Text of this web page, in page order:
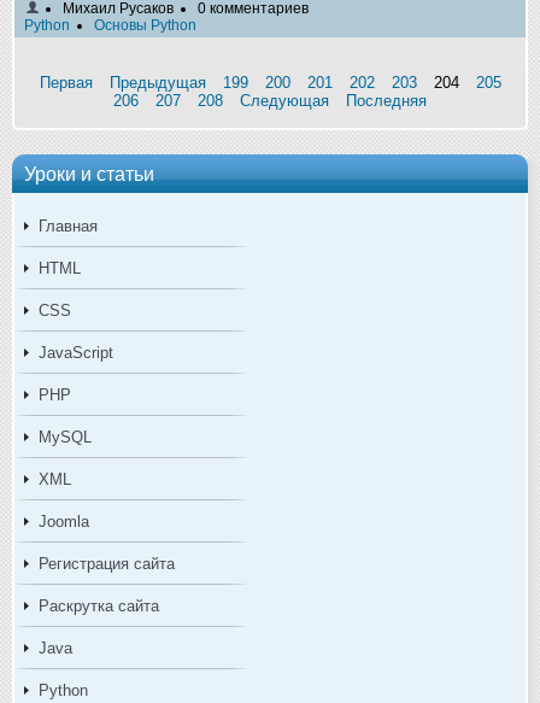
Уроки и статьи
Главная
HTML
CSS
JavaScript
PHP
MySQL
XML
Joomla
Регистрация сайта
Раскрутка сайта
Java
Python
Михаил Русаков
0 комментариев
Python
Основы Python
Первая Предыдущая 199 200 201 202 203 204
205
206
207 208 Следующая Последняя